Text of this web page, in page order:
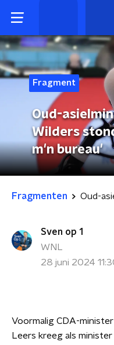
Fragment
Oud-
Wilders
m'n bureau'
Fragmenten
Sven op 1
WNL
28 juni 2024
Voormalig CDA-
Leers kreeg als